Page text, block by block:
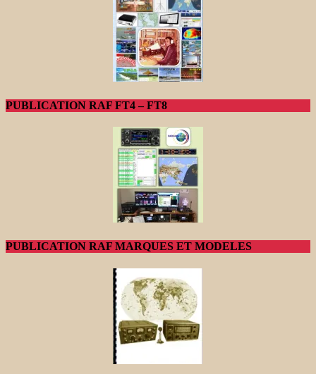
PUBLICATION RAF FT4 – FT8
PUBLICATION RAF MARQUES ET MODELES